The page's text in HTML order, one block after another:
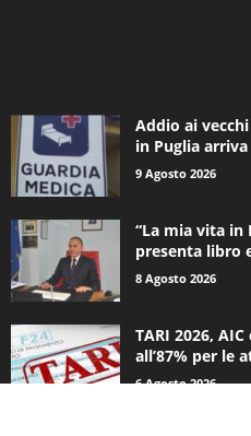
Addio ai
in Puglia
9 Agosto 2026
“La mia vita in
presenta libro
8 Agosto 2026
TARI 2026,
all’87% per le
6 Agosto 2026